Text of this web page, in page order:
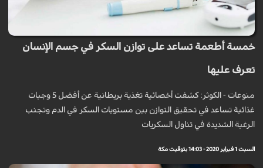
خمسة أطعمة تساعد على توازن السكر في جسم الإنسان
تعرف عليها
منوعات - الكوثر: كشفت أخصائية تغذية بريطانية عن أفضل 5 وجبات
غذائية تساعد في تحقيق التوازن بين مستويات السكر في الدم وتجنب
الرغبة الشديدة في تناول السكريات
السبت 1 فبراير 2020 - 14:03 بتوقيت مكة